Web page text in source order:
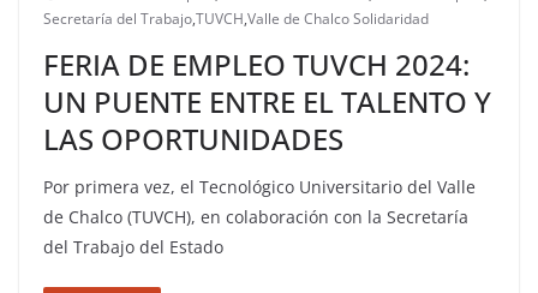
Secretaría del Trabajo,TUVCH,Valle de Chalco Solidaridad
FERIA DE EMPLEO TUVCH 2024:
UN PUENTE ENTRE EL TALENTO Y
LAS OPORTUNIDADES
Por primera vez, el Tecnológico Universitario del Valle
de Chalco (TUVCH), en colaboración con la Secretaría
del Trabajo del Estado